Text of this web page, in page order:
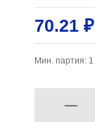
70.21 ₽
Мин. партия: 1